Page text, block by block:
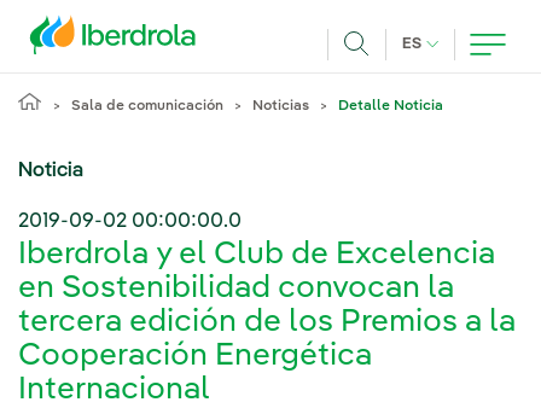
ES IDIOMA
Sala de comunicación Noticias Detalle Noticia
Noticia
2019-09-02 00:00:00.0
Iberdrola y el Club de Excelencia
en Sostenibilidad convocan la
tercera edición de los Premios a la
Cooperación Energética
Internacional